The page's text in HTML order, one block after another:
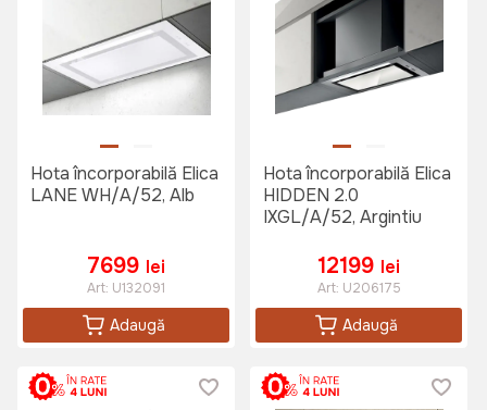
Hota încorporabilă Elica
LANE WH/A/52, Alb
7699 lei
Art: U132091
Adaugă
Hota încorporabilă Elica
HIDDEN 2.0
IXGL/A/52, Argintiu
12199 lei
Art: U206175
Adaugă